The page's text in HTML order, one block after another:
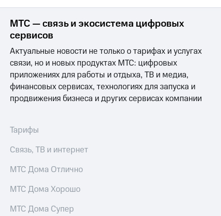
МТС — связь и экосистема цифровых
сервисов
Актуальные новости не только о тарифах и услугах
связи, но и новых продуктах МТС: цифровых
приложениях для работы и отдыха, ТВ и медиа,
финансовых сервисах, технологиях для запуска и
продвижения бизнеса и других сервисах компании
Тарифы
Связь, ТВ и интернет
МТС Дома Отлично
МТС Дома Хорошо
МТС Дома Супер